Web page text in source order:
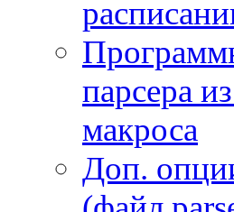
парсера
макроса
Доп.